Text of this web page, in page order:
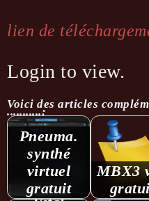
lien de
Login to view.
Voici des articles
...........:
Pneuma.
synthé
virtuel
gratuit
MBX3